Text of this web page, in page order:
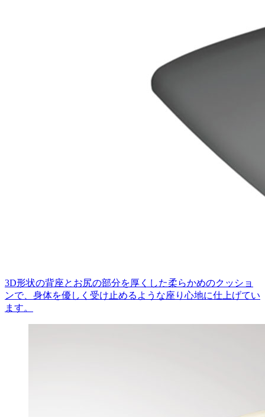
3D形状の背座とお尻の部分を厚くした柔らかめのクッショ
ンで、身体を優しく受け止めるような座り心地に仕上げてい
ます。